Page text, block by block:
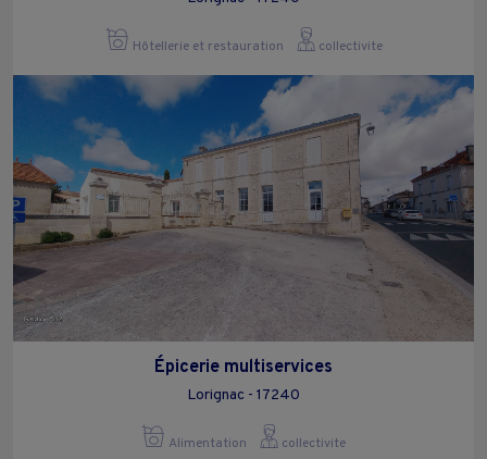
Hôtellerie et restauration collectivite
Épicerie multiservices
Lorignac - 17240
Alimentation collectivite